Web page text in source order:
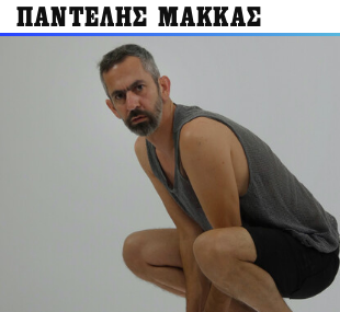
NEWSLETTER
ΜΙΚΡΟΠΡΑΓΜΑΤΑ
Plus
ΠΑΝΤΕΛΗΣ ΜΑΚΚΑΣ